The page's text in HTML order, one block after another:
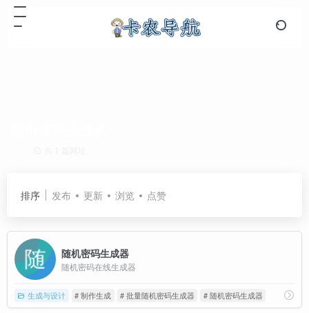
排序 发布 更新 浏览 点赞
随机密码生成器
随机密码在线生成器
生成与设计 # 制作生成 # 批量随机密码生成器 # 随机密码生成器